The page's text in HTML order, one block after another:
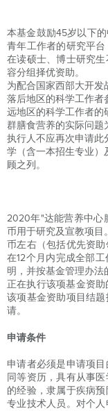
本基金鼓励45岁以下
青年工作者的研究平
在读硕士、博士研究
容分组择优资助。
为配合国家西部大开
落后地区的科学工作者
远地区的科学工作者的
群膳食营养的实际问题
执行人不应再次申请此
学（含一本招生专业）
顾之列。
2020年"达能营养中心
币用于研究及宣教项目
币左右（包括优先资
在12个月内完成全部
明，并按基金管理办法
正在执行该项基金资
该项基金资助项目结
请。
申请条件
申请者必须是申请项
同等资历，具有从事
的经验，隶属于疾病
专业技术人员。对个